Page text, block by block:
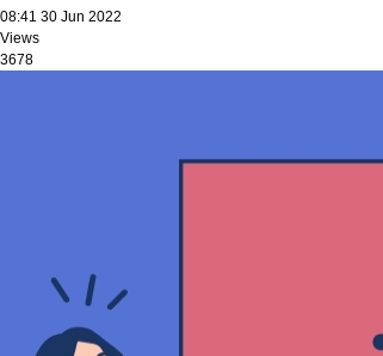
08:41 30 Jun 2022
Views
3678